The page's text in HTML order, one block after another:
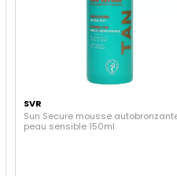
SVR
Sun Secure mousse autobronzante
peau sensible 150ml